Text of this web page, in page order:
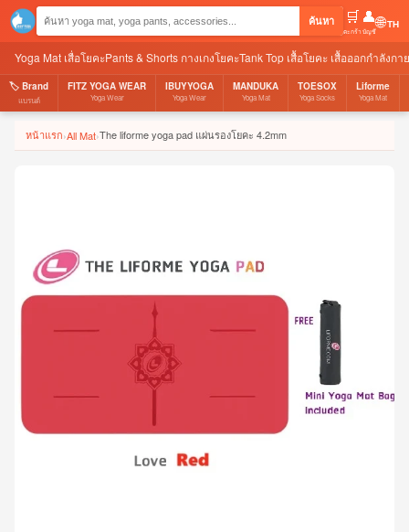
ค้นหา 🛒
ตะกร้า
👤
บัญชี🌐
Yoga Mat เสื่อโยคะPants & Shorts กางเกงโยคะTank Top เสื้อโยคะ เสื้อออกกำลังก
🏷️ Brand
แบรนด์
FITZ YOGA WEAR
Yoga Wear
IBUYYOGA
Yoga Wear
MANDUKA
Yoga Mat
TOESOX
Yoga Socks
Liforme
Yoga Mat
หน้าแรก›All Mat›The liforme yoga pad แผ่นรองโยคะ 4.2mm